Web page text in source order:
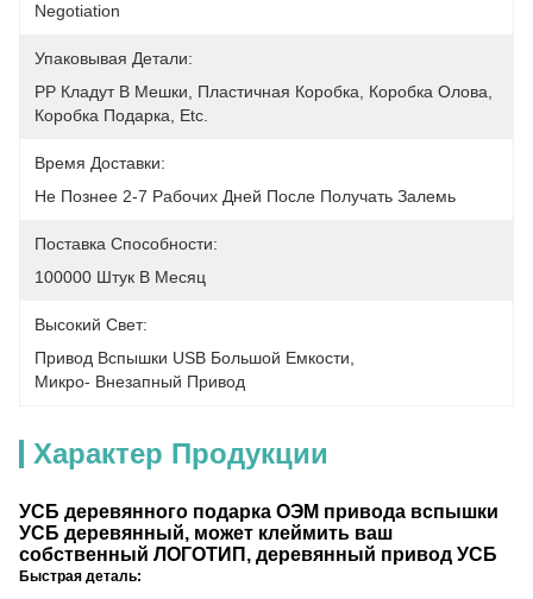
Negotiation
Упаковывая Детали:
PP Кладут В Мешки, Пластичная Коробка, Коробка Олова,
Коробка Подарка, Etc.
Время Доставки:
Не Познее 2-7 Рабочих Дней После Получать Залемь
Поставка Способности:
100000 Штук В Месяц
Высокий Свет:
Привод Вспышки USB Большой Емкости
Микро- Внезапный Привод
Характер Продукции
УСБ деревянного подарка ОЭМ привода вспышки
УСБ деревянный, может клеймить ваш
собственный ЛОГОТИП, деревянный привод УСБ
Быстрая деталь: